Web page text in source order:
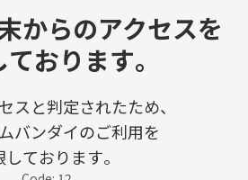
からのアクセスを
おります。
スと判定されたため、
バンダイのご利用を
しております。